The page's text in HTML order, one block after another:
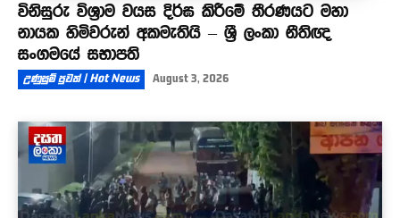
විනිසුරු විශ්‍රාම වයස දිර්ඝ කිරීමේ තීරණයට මහා
නායක හිමිවරුන් අකමැතියි – ශ්‍රී ලංකා නීතිඥ
සංගමයේ සභාපති
උණුසුම් පුවත් | Hot News August 3, 2026